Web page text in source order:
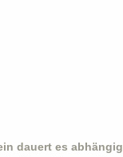
dauert es